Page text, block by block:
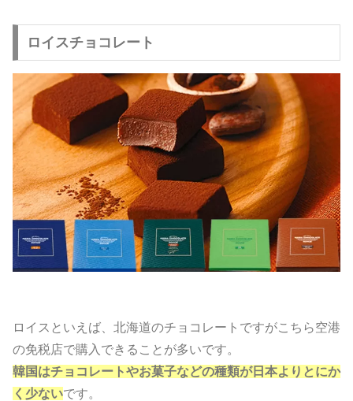
ロイスチョコレート
ロイスといえば、北海道のチョコレートですがこちら空港
の免税店で購入できることが多いです。
韓国はチョコレートやお菓子などの種類が日本よりとにか
く少ないです。